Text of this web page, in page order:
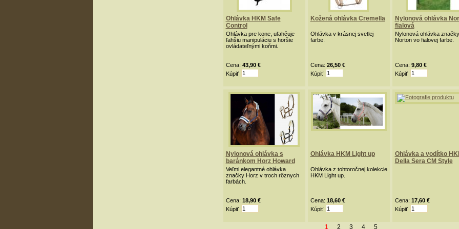
Ohlávka HKM Safe
Control
Ohlávka pre kone, uľahčuje
ľahšiu manipuláciu s horšie
ovládateľnými koňmi.
Cena: 43,90 €
Kúpiť
Kožená ohlávka Cremella
Ohlávka v krásnej svetlej
farbe.
Cena: 26,50 €
Kúpiť
Nylonová ohlávka
fialová
Nylonová ohlávka značky
Norton vo fialovej farbe.
Cena: 9,80 €
Kúpiť
Nylonová ohlávka s
baránkom Horz Howard
Veľmi elegantné ohlávka
značky Horz v troch rôznych
farbách.
Cena: 18,90 €
Kúpiť
Ohlávka HKM Light up
Ohlávka z tohtoročnej kolekcie
HKM Light up.
Cena: 18,60 €
Kúpiť
Ohlávka a vodítko
Della Sera CM Style
Cena: 17,60 €
Kúpiť
1 2 3 4 5